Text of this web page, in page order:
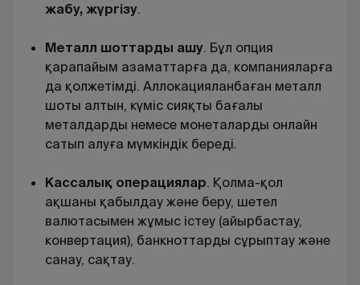
жабу, жүргізу.
Металл шоттарды ашу. Бұл опция
қарапайым азаматтарға да, компанияларға
да қолжетімді. Аллокацияланбаған металл
шоты алтын, күміс сияқты бағалы
металдарды немесе монеталарды онлайн
сатып алуға мүмкіндік береді.
Кассалық операциялар. Қолма-қол
ақшаны қабылдау және беру, шетел
валютасымен жұмыс істеу (айырбастау,
конвертация), банкноттарды сұрыптау және
санау, сақтау.